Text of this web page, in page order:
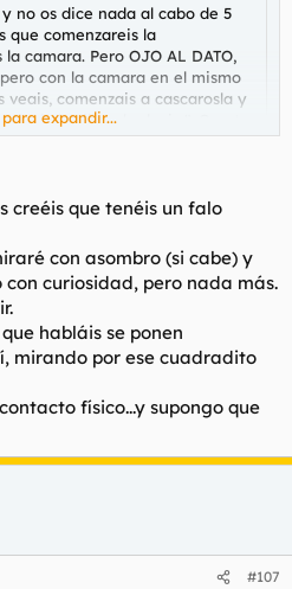
no os dice nada al cabo de 5
que comenzareis la
camara. Pero OJO AL DATO,
con la camara en el mismo
veais, comenzais a cascarosla y
de la silla y le decis "¿Que te
Entonces seguramente
vosotros. Si no lo hace, puede
no esta sola en casa. Entonces
y decis que os pajeareis con
Si la chica tiene novio o es
polla, cerrara la cam, a no ser
y os dira de todo.
la polla por cam resulta
es que ella piense que eres un
mental.
expandir...
creéis que tenéis un falo
con asombro (si cabe) y
curiosidad, pero nada más.
habláis se ponen
mirando por ese cuadradito
físico...y supongo que
#107